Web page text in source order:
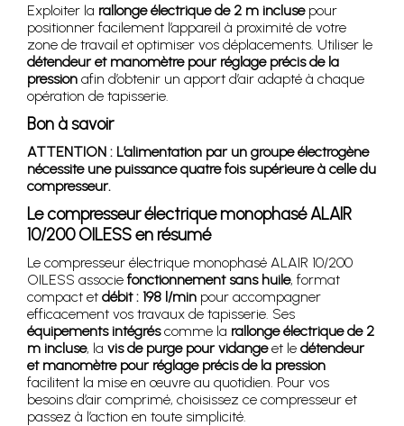
Exploiter la rallonge électrique de 2 m inclusepour
positionner facilement l’appareil à proximité de votre
zone de travail et optimiser vos déplacements. Utiliser le
détendeur et manomètre pour réglage précis de la
pression afin d’obtenir un apport d’air adapté à chaque
opération de tapisserie.
Bon à savoir
ATTENTION : L’alimentation par un groupe électrogène
nécessite une puissance quatre fois supérieure à celle du
compresseur.
Le compresseur électrique monophasé ALAIR
10/200 OILESS en résumé
Le compresseur électrique monophasé ALAIR 10/200
OILESS associe fonctionnement sans huile, format
compact et débit : 198 l/min pour accompagner
efficacement vos travaux de tapisserie. Ses
équipements intégréscomme la rallonge électrique de 2
m incluse, la vis de purge pour vidangeet le détendeur
et manomètre pour réglage précis de la pression
facilitent la mise en œuvre au quotidien. Pour vos
besoins d’air comprimé, choisissez ce compresseur et
passez à l’action en toute simplicité.